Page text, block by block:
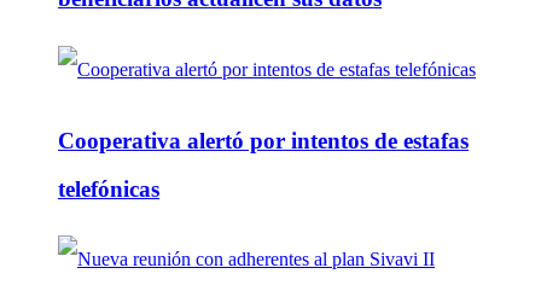
Cooperativa alertó por intentos de estafas
telefónicas